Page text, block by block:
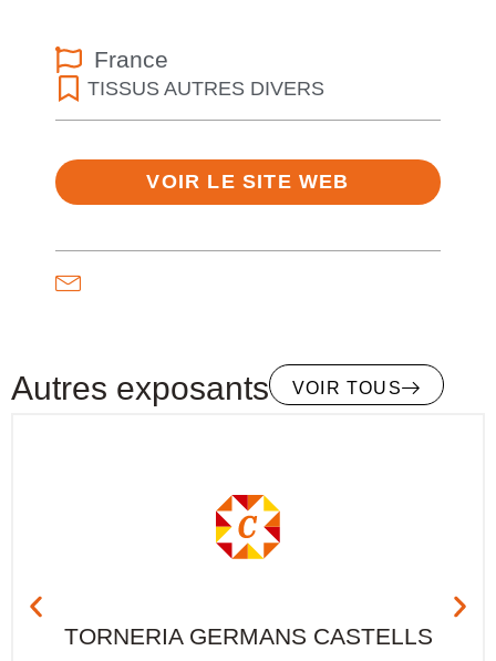
France
TISSUS AUTRES DIVERS
VOIR LE SITE WEB
Autres exposants VOIR TOUS
TORNERIA GERMANS CASTELLS